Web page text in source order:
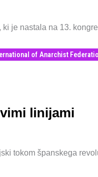
je nastala na 13.
of Anarchist
linijami
tokom španskega